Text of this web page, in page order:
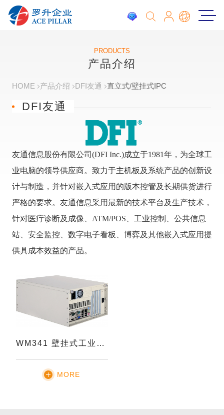
PRODUCTS
产品介绍
HOME 产品介绍 DFI友通 直立式/壁挂式IPC
DFI友通
友通信息股份有限公司(DFI Inc.)成立于1981年，为全球工
业电脑的领导供应商。致力于主机板及系统产品的创新设
计与制造，并针对嵌入式应用的版本控管及长期供货进行
严格的要求。友通信息采用最新的技术平台及生产技术，
针对医疔诊断及成像、ATM/POS、工业控制、公共信息
站、安全监控、数字电子看板、博弈及其他嵌入式应用提
供具成本效益的产品。
WM341 壁挂式工业电脑
MORE